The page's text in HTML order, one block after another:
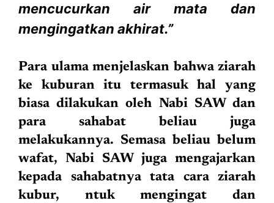
mencucurkan air mata dan
mengingatkan akhirat.”
Para ulama menjelaskan bahwa ziarah
ke kuburan itu termasuk hal yang
biasa dilakukan oleh Nabi SAW dan
para sahabat beliau juga
melakukannya. Semasa beliau belum
wafat, Nabi SAW juga mengajarkan
kepada sahabatnya tata cara ziarah
kubur, ntuk mengingat dan